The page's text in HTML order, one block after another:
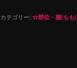
カテゴリー:☆部位・腿(もも)